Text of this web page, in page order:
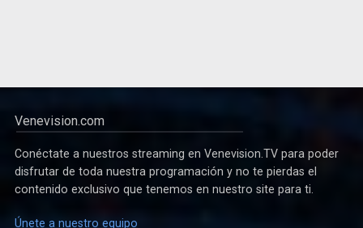
Venevision.com
Conéctate a nuestros streaming en Venevision.TV para poder
disfrutar de toda nuestra programación y no te pierdas el
contenido exclusivo que tenemos en nuestro site para ti.
Únete a nuestro equipo